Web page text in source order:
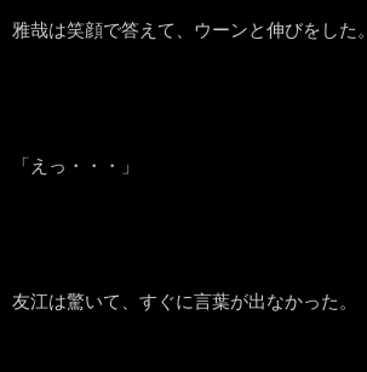
雅哉は笑顔で答えて、ウーンと伸びをした。
「えっ・・・」
友江は驚いて、すぐに言葉が出なかった。